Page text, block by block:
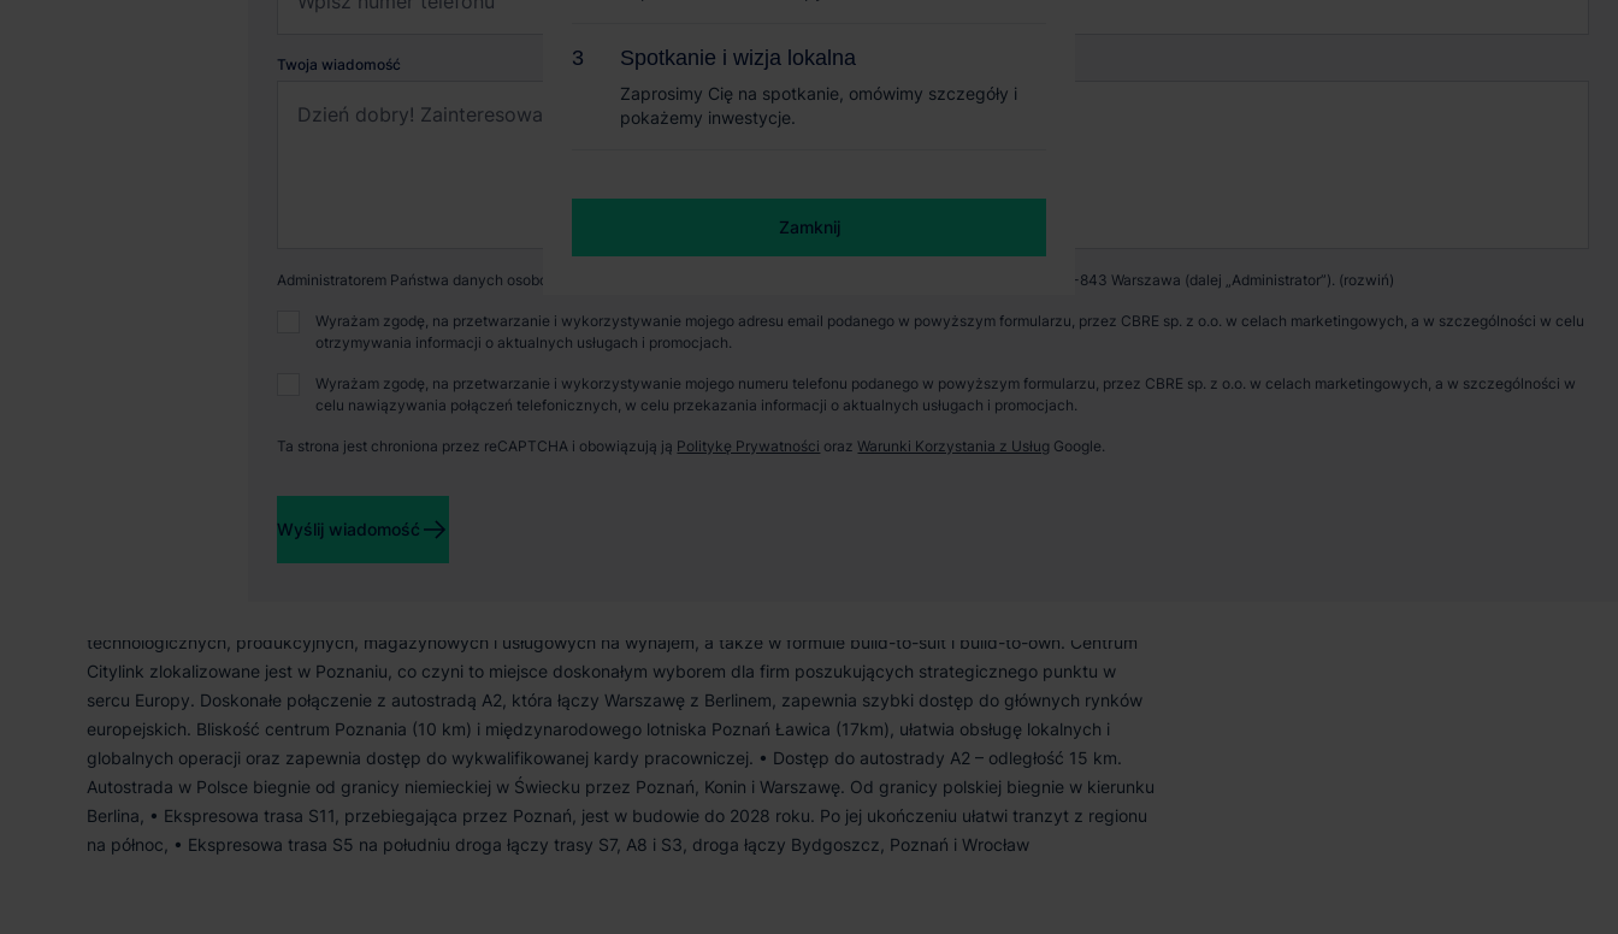
0 m² Od zaraz
technologicznych, produkcyjnych, magazynowych i usługowych na wynajem, a także w formule build-to-suit i build-to-own. Centrum
Citylink zlokalizowane jest w Poznaniu, co czyni to miejsce doskonałym wyborem dla firm poszukujących strategicznego punktu w
sercu Europy. Doskonałe połączenie z autostradą A2, która łączy Warszawę z Berlinem, zapewnia szybki dostęp do głównych rynków
europejskich. Bliskość centrum Poznania (10 km) i międzynarodowego lotniska Poznań Ławica (17km), ułatwia obsługę lokalnych i
globalnych operacji oraz zapewnia dostęp do wykwalifikowanej kardy pracowniczej. • Dostęp do autostrady A2 – odległość 15 km.
Autostrada w Polsce biegnie od granicy niemieckiej w Świecku przez Poznań, Konin i Warszawę. Od granicy polskiej biegnie w kierunku
Berlina, • Ekspresowa trasa S11, przebiegająca przez Poznań, jest w budowie do 2028 roku. Po jej ukończeniu ułatwi tranzyt z regionu
na północ, • Ekspresowa trasa S5 na południu droga łączy trasy S7, A8 i S3, droga łączy Bydgoszcz, Poznań i Wrocław
Spotkanie i wizja lokalna
Zaprosimy Cię na spotkanie, omówimy szczegóły i
pokażemy inwestycje.
Zamknij
Twoja wiadomość
Administratorem Państwa danych osobowych jest CBRE sp. z o. o. z siedzibą w Warszawie, Rondo Daszyńskiego 1, 00-843 Warszawa (dalej „Administrator”).
Wyrażam zgodę, na przetwarzanie i wykorzystywanie mojego adresu email podanego w powyższym formularzu, przez CBRE sp. z o.o. w celach marketingowych, a w szczególności w celu
otrzymywania informacji o aktualnych usługach i promocjach.
Wyrażam zgodę, na przetwarzanie i wykorzystywanie mojego numeru telefonu podanego w powyższym formularzu, przez CBRE sp. z o.o. w celach marketingowych, a w szczególności w
celu nawiązywania połączeń telefonicznych, w celu przekazania informacji o aktualnych usługach i promocjach.
Ta strona jest chroniona przez reCAPTCHA i obowiązują ją Politykę Prywatności orazWarunki Korzystania z Usług Google.
Wyślij wiadomość
Spotkanie i wizja lokalna
Zaprosimy Cię na spotkanie, omówimy szczegóły i
pokażemy inwestycje.
Zamknij